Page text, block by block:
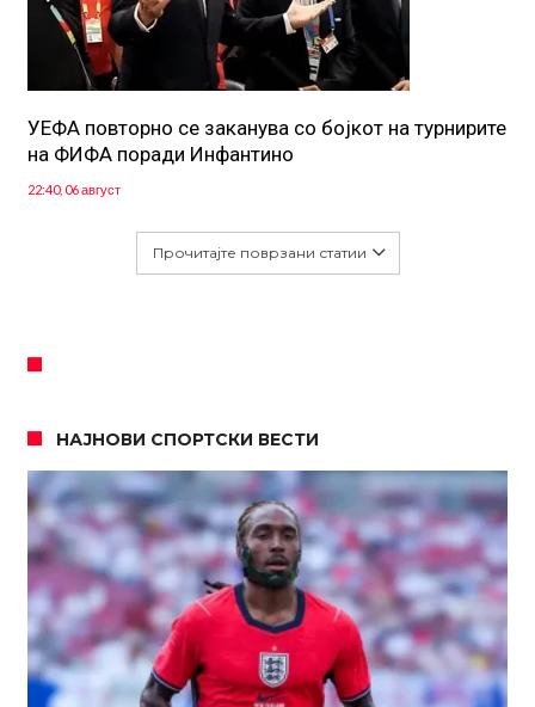
УЕФА повторно се заканува со бојкот на турнирите
на ФИФА поради Инфантино
22:40, 06 август
Прочитајте поврзани статии
НАЈНОВИ СПОРТСКИ ВЕСТИ